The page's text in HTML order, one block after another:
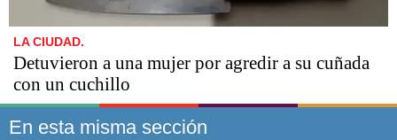
LA CIUDAD.
Detuvieron a una mujer por agredir a su cuñada
con un cuchillo
En esta misma sección